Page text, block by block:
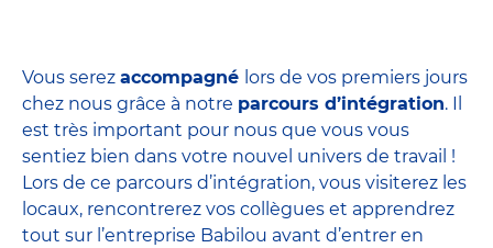
Vous serez accompagné lors de vos premiers jours
chez nous grâce à notre parcours d’intégration. Il
est très important pour nous que vous vous
sentiez bien dans votre nouvel univers de travail !
Lors de ce parcours d’intégration, vous visiterez les
locaux, rencontrerez vos collègues et apprendrez
tout sur l’entreprise Babilou avant d’entrer en